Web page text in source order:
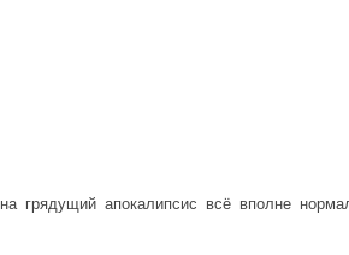
грядущий апокалипсис всё вполне